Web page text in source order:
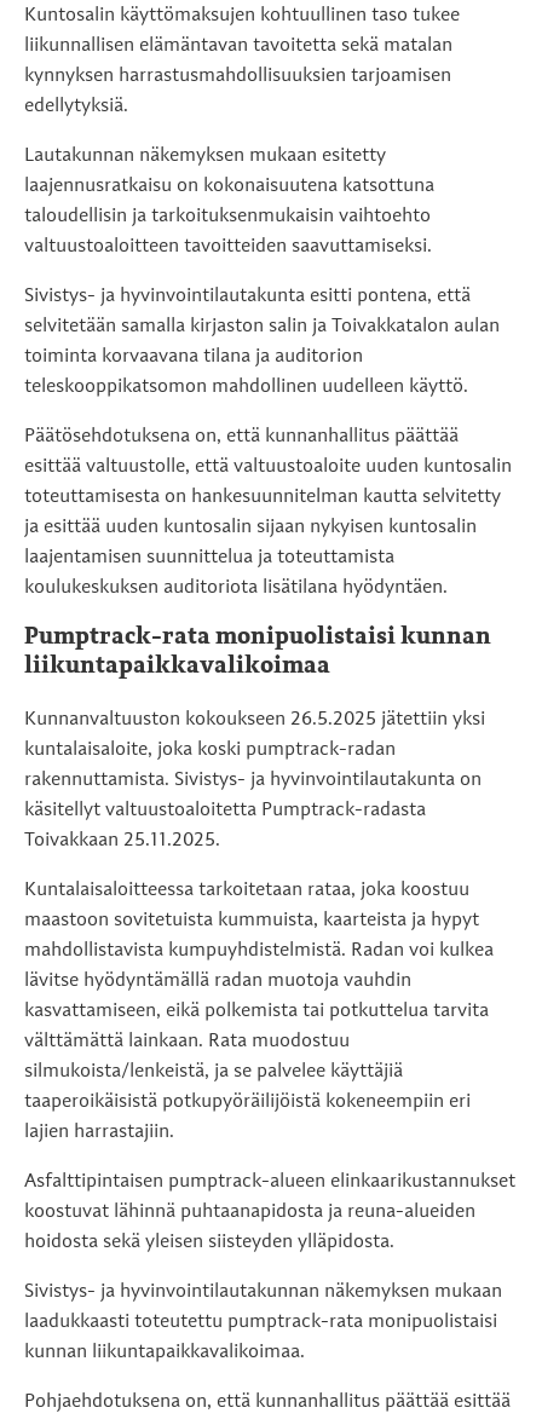
Kuntosalin käyttömaksujen kohtuullinen taso tukee
liikunnallisen elämäntavan tavoitetta sekä matalan
kynnyksen harrastusmahdollisuuksien tarjoamisen
edellytyksiä.
Lautakunnan näkemyksen mukaan esitetty
laajennusratkaisu on kokonaisuutena katsottuna
taloudellisin ja tarkoituksenmukaisin vaihtoehto
valtuustoaloitteen tavoitteiden saavuttamiseksi.
Sivistys- ja hyvinvointilautakunta esitti pontena, että
selvitetään samalla kirjaston salin ja Toivakkatalon aulan
toiminta korvaavana tilana ja auditorion
teleskooppikatsomon mahdollinen uudelleen käyttö.
Päätösehdotuksena on, että kunnanhallitus päättää
esittää valtuustolle, että valtuustoaloite uuden kuntosalin
toteuttamisesta on hankesuunnitelman kautta selvitetty
ja esittää uuden kuntosalin sijaan nykyisen kuntosalin
laajentamisen suunnittelua ja toteuttamista
koulukeskuksen auditoriota lisätilana hyödyntäen.
Pumptrack-rata monipuolistaisi kunnan
liikuntapaikkavalikoimaa
Kunnanvaltuuston kokoukseen 26.5.2025 jätettiin yksi
kuntalaisaloite, joka koski pumptrack-radan
rakennuttamista. Sivistys- ja hyvinvointilautakunta on
käsitellyt valtuustoaloitetta Pumptrack-radasta
Toivakkaan 25.11.2025.
Kuntalaisaloitteessa tarkoitetaan rataa, joka koostuu
maastoon sovitetuista kummuista, kaarteista ja hypyt
mahdollistavista kumpuyhdistelmistä. Radan voi kulkea
lävitse hyödyntämällä radan muotoja vauhdin
kasvattamiseen, eikä polkemista tai potkuttelua tarvita
välttämättä lainkaan. Rata muodostuu
silmukoista/lenkeistä, ja se palvelee käyttäjiä
taaperoikäisistä potkupyöräilijöistä kokeneempiin eri
lajien harrastajiin.
Asfalttipintaisen pumptrack-alueen elinkaarikustannukset
koostuvat lähinnä puhtaanapidosta ja reuna-alueiden
hoidosta sekä yleisen siisteyden ylläpidosta.
Sivistys- ja hyvinvointilautakunnan näkemyksen mukaan
laadukkaasti toteutettu pumptrack-rata monipuolistaisi
kunnan liikuntapaikkavalikoimaa.
Pohjaehdotuksena on, että kunnanhallitus päättää esittää